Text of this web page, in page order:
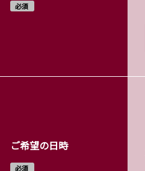
必須
ご希望の日時
必須